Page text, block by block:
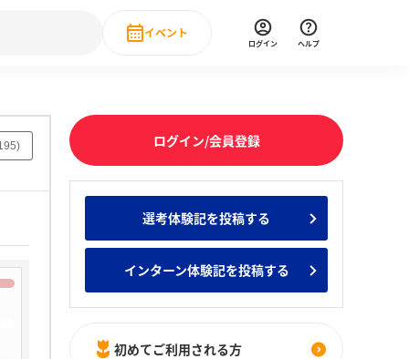
新卒就職人気企業ランキング みんなのインターン人気企業ランキ
・DX現場社員インタビュー
イベント
直近のイベント一覧
ログイン ヘルプ
) ログイン/会員登録
選考体験記を投稿する
インターン体験記を投稿する
初めてご利用される方